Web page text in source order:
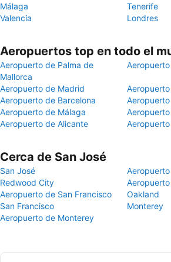
Málaga
Tenerife
Valencia
Londres
Aeropuertos top en todo el
Aeropuerto de Palma de
Mallorca
Aeropuerto de Madrid
Aeropuerto de Barcelona
Aeropuerto de Málaga
Aeropuerto de Alicante
Cerca de San José
San José
Redwood City
Aeropuerto de San Francisco
Oakland
San Francisco
Monterey
Aeropuerto de Monterey